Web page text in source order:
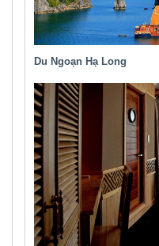
Du Ngoạn Hạ Long